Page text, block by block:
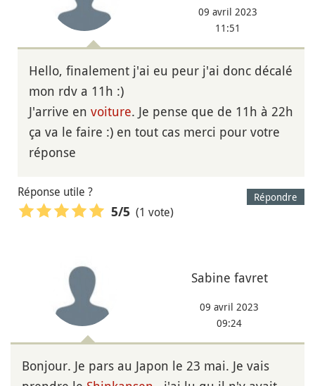
09 avril 2023
11:51
Hello, finalement j'ai eu peur j'ai donc décalé
mon rdv a 11h :)
J'arrive en voiture. Je pense que de 11h à 22h
ça va le faire :) en tout cas merci pour votre
réponse
Répondre
Réponse utile ?
5/5 (1 vote)
Sabine favret
09 avril 2023
09:24
Bonjour. Je pars au Japon le 23 mai. Je vais